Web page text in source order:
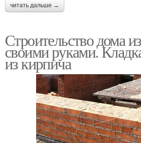
читать дальше →
Строительство дома
своими руками.
из кирпича